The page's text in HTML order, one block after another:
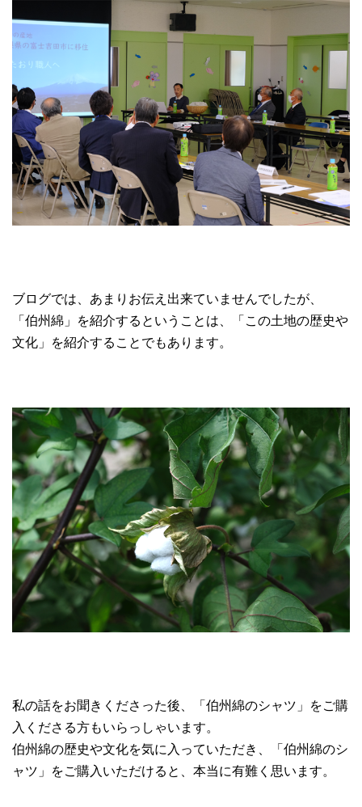
ブログでは、あまりお伝え出来ていませんでしたが、
「伯州綿」を紹介するということは、「この土地の歴史や
文化」を紹介することでもあります。
私の話をお聞きくださった後、「伯州綿のシャツ」をご購
入くださる方もいらっしゃいます。
伯州綿の歴史や文化を気に入っていただき、「伯州綿のシ
ャツ」をご購入いただけると、本当に有難く思います。